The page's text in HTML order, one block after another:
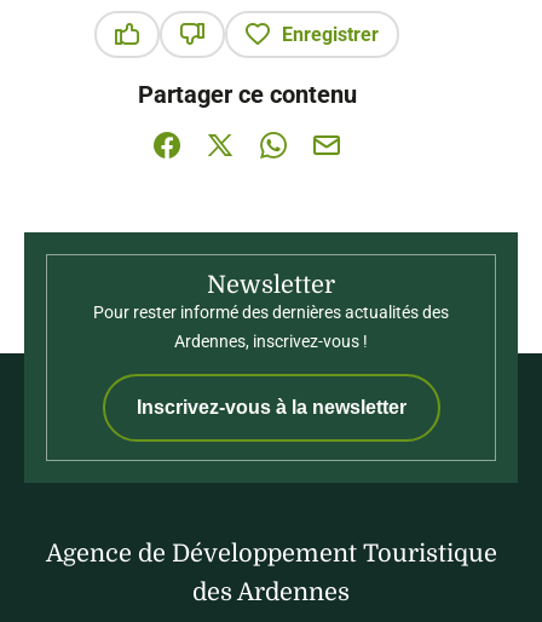
Enregistrer
Partager ce contenu
Partager sur Facebook (nouvelle fenêtre)
Partager sur X / Twitter (nouvelle
Partager sur WhatsApp
Partager par mail
Newsletter
Pour rester informé des dernières actualités des
Ardennes, inscrivez-vous !
Inscrivez-vous à la newsletter
Agence de Développement Touristique
des Ardennes